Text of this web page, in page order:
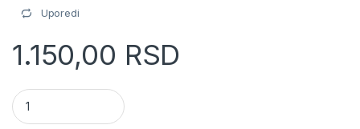
Uporedi
1.150,00 RSD
M18NO-SN-CCT 18W 3000~6500K saten nikl nadgradni